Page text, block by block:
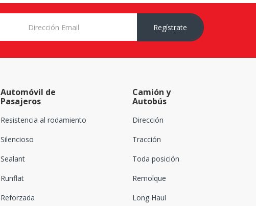
Regístrate
Automóvil de
Pasajeros
Resistencia al rodamiento
Silencioso
Sealant
Runflat
Reforzada
Camión y
Autobús
Dirección
Tracción
Toda posición
Remolque
Long Haul